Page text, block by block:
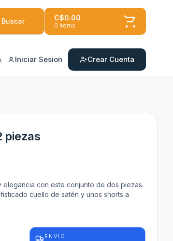
Buscar C$0.00
0 items
Iniciar Sesion Crear Cuenta
piezas
con este conjunto de dos piezas.
cuello de satén y unos shorts a
ENVIO